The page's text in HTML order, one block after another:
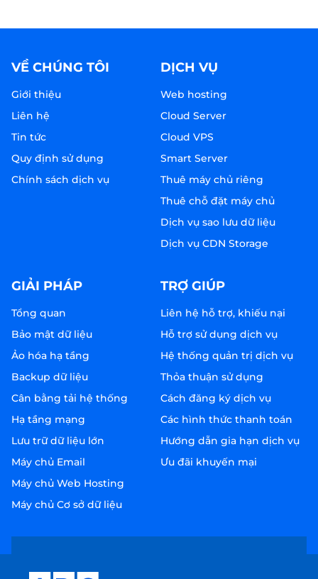
VỀ CHÚNG TÔI
Giới thiệu
Liên hệ
Tin tức
Quy định sử dụng
Chính sách dịch vụ
DỊCH VỤ
Web hosting
Cloud Server
Cloud VPS
Smart Server
Thuê máy chủ riêng
Thuê chỗ đặt máy chủ
Dịch vụ sao lưu dữ liệu
Dịch vụ CDN Storage
GIẢI PHÁP
Tổng quan
Bảo mật dữ liệu
Ảo hóa hạ tầng
Backup dữ liệu
Cân bằng tải hệ thống
Hạ tầng mạng
Lưu trữ dữ liệu lớn
Máy chủ Email
Máy chủ Web Hosting
Máy chủ Cơ sở dữ liệu
TRỢ GIÚP
Liên hệ hỗ trợ, khiếu nại
Hỗ trợ sử dụng dịch vụ
Hệ thống quản trị dịch vụ
Thỏa thuận sử dụng
Cách đăng ký dịch vụ
Các hình thức thanh toán
Hướng dẫn gia hạn dịch vụ
Ưu đãi khuyến mại